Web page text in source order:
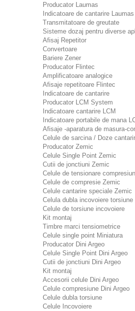
Producator Laumas
Indicatoare de cantarire Laumas
Transmitatoare de greutate
Sisteme dozaj pentru diverse
Afisaj Repetitor
Convertoare
Bariere Zener
Producator Flintec
Amplificatoare analogice
Afisaje repetitoare Flintec
Indicatoare de cantarire
Producator LCM System
Indicatoare cantarire LCM
Indicatoare portabile de mana
Afisaje -aparatura de masura-
Celule de sarcina / Doze
Producator Zemic
Celule Single Point Zemic
Cutii de jonctiuni Zemic
Celule de tensionare
Celule de compresie Zemic
Celule cantarire speciale Zemic
Celula dubla incovoiere torsiune
Celule de torsiune incovoiere
Kit montaj
Timbre marci tensiometrice
Celule single point Miniatura
Producator Dini Argeo
Celule Single Point Dini Argeo
Cutii de jonctiuni Dini Argeo
Kit montaj
Accesorii celule Dini Argeo
Celule compresiune Dini Argeo
Celule dubla torsiune
Celule Incovoiere